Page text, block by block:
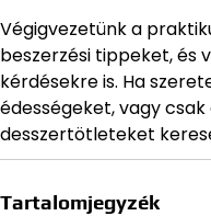
Végigvezetünk a
beszerzési tippeket, és
kérdésekre is. Ha
édességeket, vagy csak
desszertötleteket
Tartalomjegyzék